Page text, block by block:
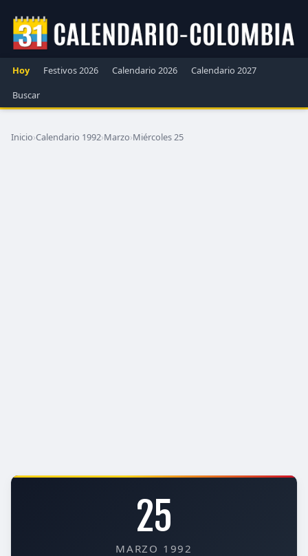
Hoy Festivos 2026 Calendario 2026
Calendario 2027
Buscar
Inicio›Calendario 1992›Marzo›Miércoles 25
25
MARZO 1992